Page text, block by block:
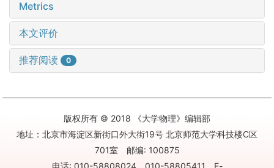
Metrics
本文评价
推荐阅读 0
版权所有 © 2018 《大学物理》编辑部
地址：北京市海淀区新街口外大街19号 北京师范大学科技楼C区
701室 邮编: 100875